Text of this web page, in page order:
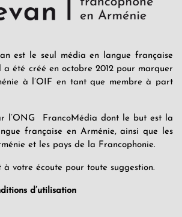
est le seul média en langue française
a été créé en octobre 2012 pour marquer
à l’OIF en tant que membre à part
l’ONG FrancoMédia dont le but est la
française en Arménie, ainsi que les
et les pays de la Francophonie.
à votre écoute pour toute suggestion.
d’utilisation